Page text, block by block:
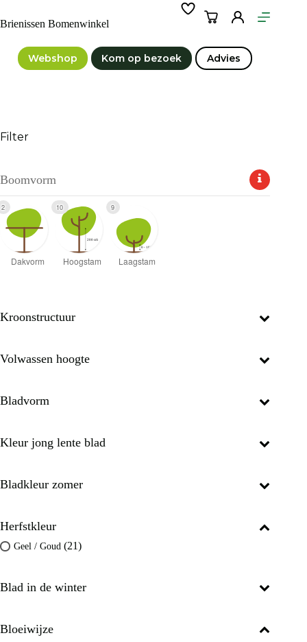
naar
de
Brienissen Bomenwinkel Winkelwagen
Webshop Kom op bezoek Advies
Filter
Boomvorm
2 10 9
Kroonstructuur
Volwassen hoogte
Bladvorm
Kleur jong lente blad
Bladkleur zomer
Herfstkleur
Geel / Goud (21)
Blad in de winter
Bloeiwijze